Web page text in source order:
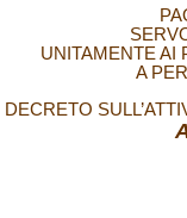
UNITAMENTE AI
A
DECRETO